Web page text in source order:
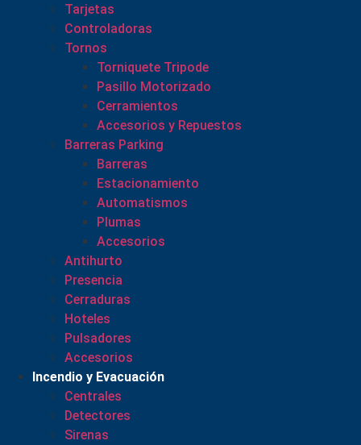
Tarjetas
Controladoras
Tornos
Torniquete Tripode
Pasillo Motorizado
Cerramientos
Accesorios y Repuestos
Barreras Parking
Barreras
Estacionamiento
Automatismos
Plumas
Accesorios
Antihurto
Presencia
Cerraduras
Hoteles
Pulsadores
Accesorios
Incendio y Evacuación
Centrales
Detectores
Sirenas